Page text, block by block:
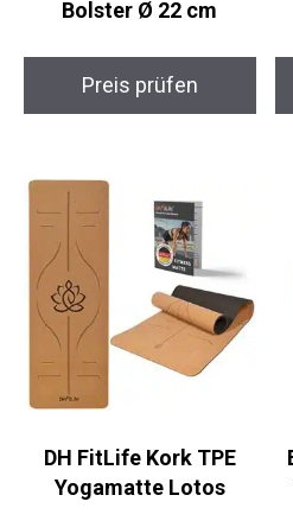
Bodhi Komfort Yoga
Bolster Ø 22 cm
Preis prüfen